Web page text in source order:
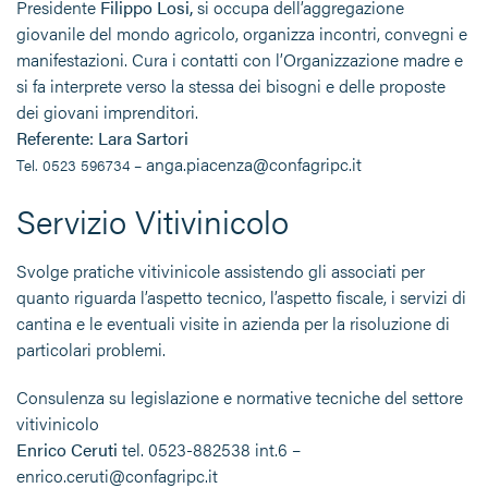
Presidente Filippo Losi,si occupa dell’aggregazione
giovanile del mondo agricolo, organizza incontri, convegni e
manifestazioni. Cura i contatti con l’Organizzazione madre e
si fa interprete verso la stessa dei bisogni e delle proposte
dei giovani imprenditori.
Referente: Lara Sartori
Tel. 0523 596734 – anga.piacenza@confagripc.it
Servizio Vitivinicolo
Svolge pratiche vitivinicole assistendo gli associati per
quanto riguarda l’aspetto tecnico, l’aspetto fiscale, i servizi di
cantina e le eventuali visite in azienda per la risoluzione di
particolari problemi.
Consulenza su legislazione e normative tecniche del settore
vitivinicolo
Enrico Ceruti tel. 0523-882538 int.6 –
enrico.ceruti@confagripc.it